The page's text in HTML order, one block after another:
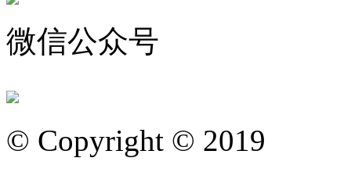
微信公众号
© Copyright © 2019